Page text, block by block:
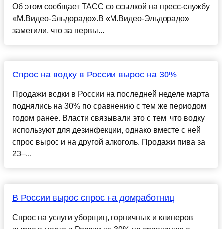
Об этом сообщает ТАСС со ссылкой на пресс-службу
«М.Видео-Эльдорадо».В «М.Видео-Эльдорадо»
заметили, что за первы...
Спрос на водку в России вырос на 30%
Продажи водки в России на последней неделе марта
поднялись на 30% по сравнению с тем же периодом
годом ранее. Власти связывали это с тем, что водку
используют для дезинфекции, однако вместе с ней
спрос вырос и на другой алкоголь. Продажи пива за
23–...
В России вырос спрос на домработниц
Спрос на услуги уборщиц, горничных и клинеров